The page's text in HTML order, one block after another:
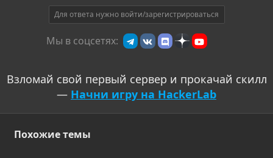
Для ответа нужно войти/зарегистрироваться
Мы в соцсетях:
Взломай свой первый сервер и прокачай скилл
— Начни игру на HackerLab
Похожие темы